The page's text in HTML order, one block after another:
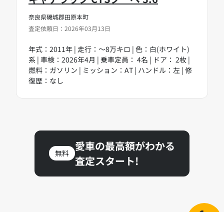
奈良県磯城郡田原本町
査定依頼日：2026年03月13日
年式：2011年 | 走行：～8万キロ | 色：白(ホワイト)
系 | 車検：2026年4月 | 乗車定員： 4名 | ドア： 2枚 |
燃料：ガソリン | ミッション：AT | ハンドル：左 | 修
復歴：なし
無料
愛車の最高額がわかる
査定スタート!